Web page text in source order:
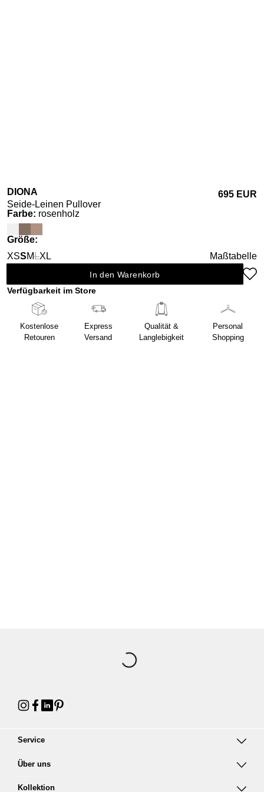
DIONA
Seide-Leinen Pullover
695 EUR
Farbeauswählen
: rosenholz
Größeauswählen
:
XSSML
(Diese Option ist zurzeit nicht verfügbar.)
XL Maßtabelle
In den Warenkorb
Verfügbarkeit im Store
Kostenlose
Retouren
Express
Versand
Qualität &
Langlebigkeit
Personal
Shopping
Service
Über uns
Kollektion
general.loading